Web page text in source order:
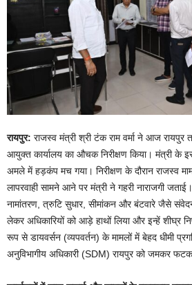
रायपुर: राजस्व मंत्री श्री टंक राम वर्मा ने आज रायपुर
आयुक्त कार्यालय का औचक निरीक्षण किया। मंत्री के
अमले में हड़कंप मच गया। निरीक्षण के दौरान राजस्व
लापरवाही सामने आने पर मंत्री ने गहरी नाराजगी
नामांतरण, त्रुटि सुधार, सीमांकन और बंटवारे जैसे
लेकर अधिकारियों को आड़े हाथों लिया और इन्हें शीघ्र
रूप से डायवर्सन (व्यपवर्तन) के मामलों में बेहद धीमी
अनुविभागीय अधिकारी (SDM) रायपुर को जमकर